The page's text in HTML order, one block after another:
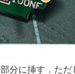
分に挿す．た